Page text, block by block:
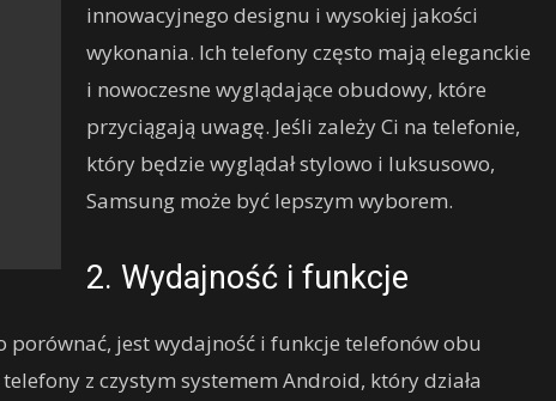
innowacyjnego designu i wysokiej jakości
wykonania. Ich telefony często mają eleganckie
i nowoczesne wyglądające obudowy, które
przyciągają uwagę. Jeśli zależy Ci na telefonie,
który będzie wyglądał stylowo i luksusowo,
Samsung może być lepszym wyborem.
2. Wydajność i funkcje
jest wydajność i funkcje telefonów obu
z czystym systemem Android, który działa